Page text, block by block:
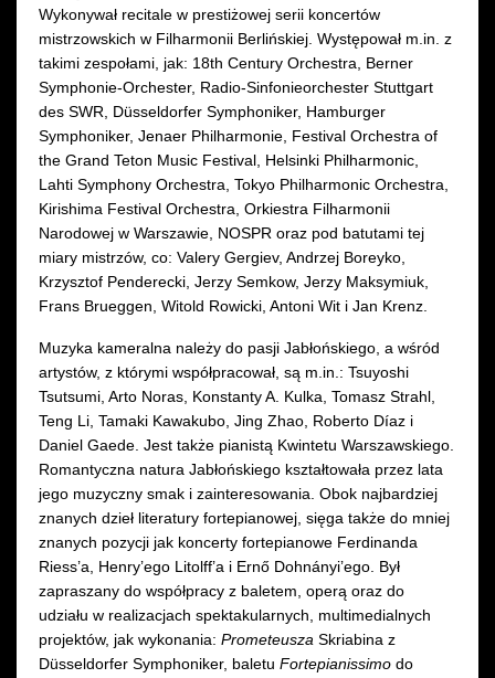
Wykonywał recitale w prestiżowej serii koncertów
mistrzowskich w Filharmonii Berlińskiej. Występował m.in. z
takimi zespołami, jak: 18th Century Orchestra, Berner
Symphonie-Orchester, Radio-Sinfonieorchester Stuttgart
des SWR, Düsseldorfer Symphoniker, Hamburger
Symphoniker, Jenaer Philharmonie, Festival Orchestra of
the Grand Teton Music Festival, Helsinki Philharmonic,
Lahti Symphony Orchestra, Tokyo Philharmonic Orchestra,
Kirishima Festival Orchestra, Orkiestra Filharmonii
Narodowej w Warszawie, NOSPR oraz pod batutami tej
miary mistrzów, co: Valery Gergiev, Andrzej Boreyko,
Krzysztof Penderecki, Jerzy Semkow, Jerzy Maksymiuk,
Frans Brueggen, Witold Rowicki, Antoni Wit i Jan Krenz.
Muzyka kameralna należy do pasji Jabłońskiego, a wśród
artystów, z którymi współpracował, są m.in.: Tsuyoshi
Tsutsumi, Arto Noras, Konstanty A. Kulka, Tomasz Strahl,
Teng Li, Tamaki Kawakubo, Jing Zhao, Roberto Díaz i
Daniel Gaede. Jest także pianistą Kwintetu Warszawskiego.
Romantyczna natura Jabłońskiego kształtowała przez lata
jego muzyczny smak i zainteresowania. Obok najbardziej
znanych dzieł literatury fortepianowej, sięga także do mniej
znanych pozycji jak koncerty fortepianowe Ferdinanda
Riess’a, Henry’ego Litolff’a i Ernő Dohnányi’ego. Był
zapraszany do współpracy z baletem, operą oraz do
udziału w realizacjach spektakularnych, multimedialnych
projektów, jak wykonania: Prometeusza Skriabina z
Düsseldorfer Symphoniker, baletu Fortepianissimo do